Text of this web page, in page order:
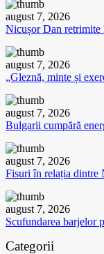
august 7, 2026
Nicușor Dan retrimite
august 7, 2026
„Gleznă, minte și
august 7, 2026
Bulgarii cumpără
august 7, 2026
Fisuri în relația dintre
august 7, 2026
Scufundarea barjelor
Categorii